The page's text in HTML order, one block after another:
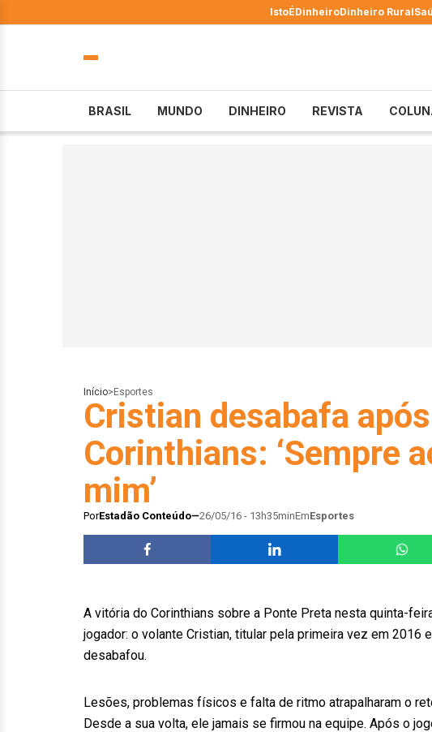
IstoÉDinheiroDinheiro Rural
BRASIL MUNDO DINHEIRO REVISTA
Início> Esportes
Cristian desabafa
Corinthians: ‘Sempre
mim’
PorEstadão Conteúdo 26/05/16 - 13h35minEmEsportes
A vitória do Corinthians sobre a Ponte Preta nesta quinta-
jogador: o volante Cristian, titular pela primeira vez em 2016
desabafou.
Lesões, problemas físicos e falta de ritmo atrapalharam o
Desde a sua volta, ele jamais se firmou na equipe. Após o